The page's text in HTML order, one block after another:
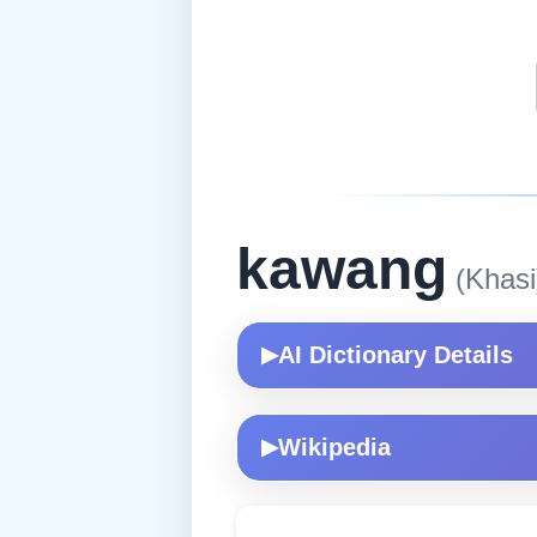
kawang
▶AI Dictionary Details
▶Wikipedia